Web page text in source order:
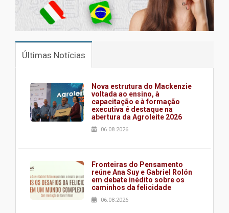
Últimas Notícias
Nova estrutura do Mackenzie
voltada ao ensino, à
capacitação e à formação
executiva é destaque na
abertura da Agroleite 2026
06.08.2026
Fronteiras do Pensamento
reúne Ana Suy e Gabriel Rolón
em debate inédito sobre os
caminhos da felicidade
06.08.2026